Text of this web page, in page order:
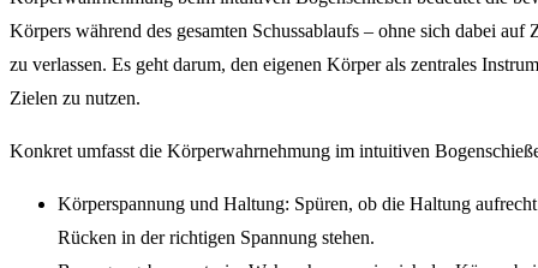
Körpers während des gesamten Schussablaufs – ohne sich dabei
zu verlassen. Es geht darum, den eigenen Körper als zentrales
Zielen zu nutzen.
Konkret umfasst die Körperwahrnehmung im intuitiven
Körperspannung und Haltung: Spüren, ob die Haltung
Rücken in der richtigen Spannung stehen.